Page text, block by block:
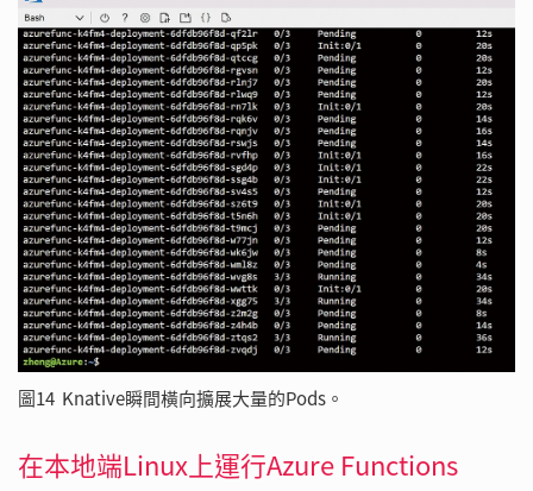
圖14 Knative瞬間橫向擴展大量的Pods。
在本地端Linux上運行Azure Functions